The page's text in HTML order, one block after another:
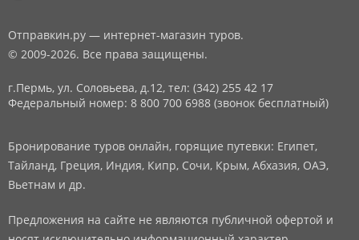
Отправкин.ру — интернет-магазин туров.
© 2009-2026. Все права защищены.
г.Пермь, ул. Соловьева, д.12, тел: (342) 255 42 17
Федеральный номер: 8 800 700 6988 (звонок бесплатный)
Бронирование туров онлайн, горящие путевки: Египет,
Тайланд, Греция, Индия, Кипр, Сочи, Крым, Абхазия, ОАЭ,
Вьетнам и др.
Предложения на сайте не являются публичной офертой и